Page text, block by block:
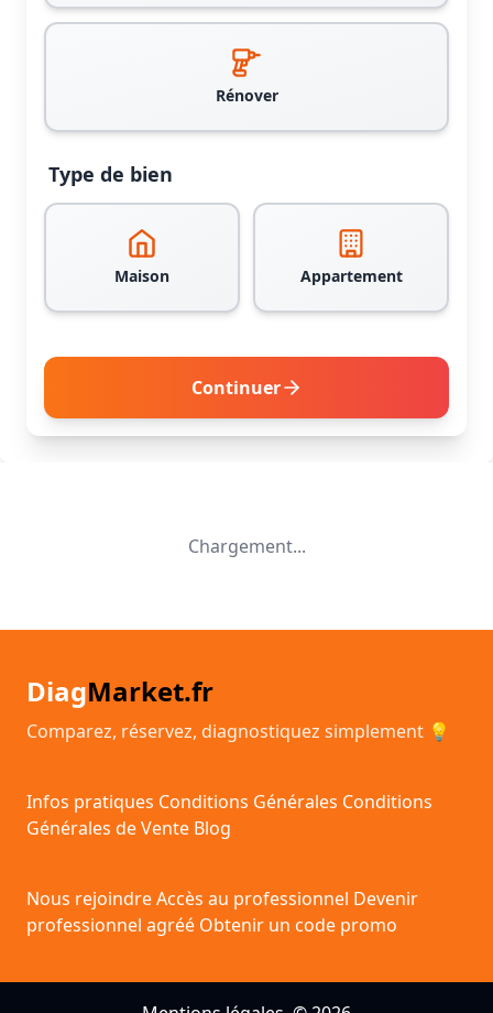
Rénover
Type de bien
Maison Appartement
Continuer
Chargement...
DiagMarket.fr
Comparez, réservez, diagnostiquez simplement 💡
Infos pratiques Conditions Générales Conditions
Générales de Vente Blog
Nous rejoindreAccès au professionnel Devenir
professionnel agréé Obtenir un code promo